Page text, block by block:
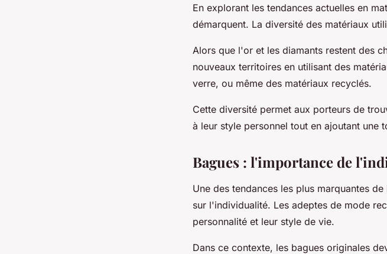
En explorant les tendances actuelles en
démarquent. La diversité des matériaux
Alors que l'or et les diamants restent des
nouveaux territoires en utilisant des
verre, ou même des matériaux recyclés.
Cette diversité permet aux porteurs de
à leur style personnel tout en ajoutant une
Bagues : l'importance de
Une des tendances les plus marquantes
sur l'individualité. Les adeptes de mode
personnalité et leur style de vie.
Dans ce contexte, les bagues originales